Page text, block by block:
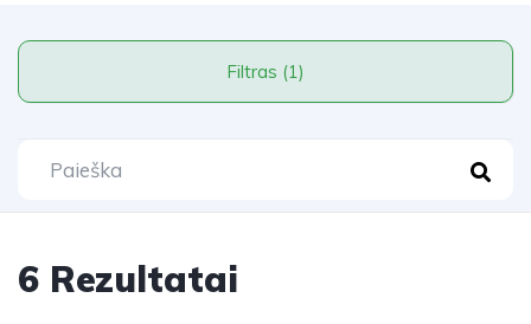
Filtras (1)
6 Rezultatai